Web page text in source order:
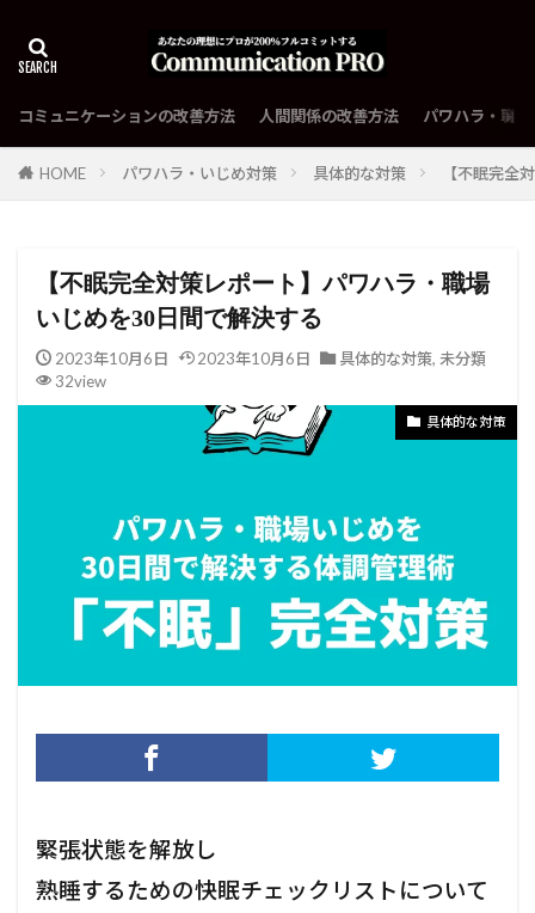
コミュニケーションの改善方法 人間関係の改善方法 パワハラ・職
HOME パワハラ・いじめ対策 具体的な対策 【不眠完全
【不眠完全対策レポート】パワハラ・職場
いじめを30日間で解決する
2023年10月6日 2023年10月6日 具体的な対策, 未分類
32view
具体的な対策
緊張状態を解放し
熟睡するための快眠チェックリストについて